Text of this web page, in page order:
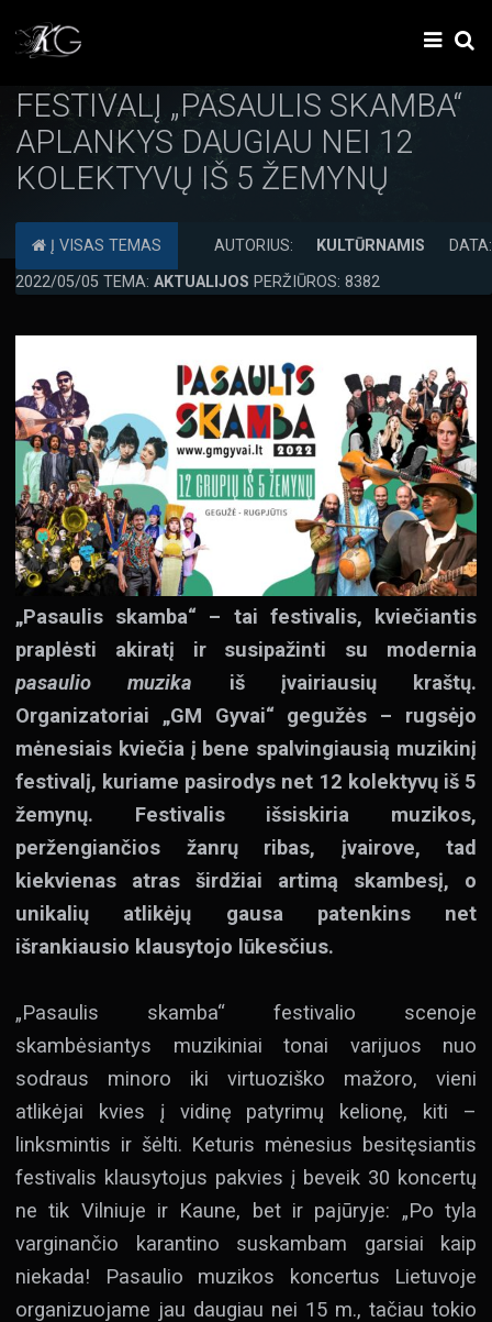
FESTIVALĮ „PASAULIS SKAMBA“
APLANKYS DAUGIAU NEI 12
KOLEKTYVŲ IŠ 5 ŽEMYNŲ
Į VISAS TEMAS AUTORIUS: KULTŪRNAMIS DATA:
2022/05/05 TEMA: AKTUALIJOS PERŽIŪROS: 8382
„Pasaulis skamba“ – tai festivalis, kviečiantis
praplėsti akiratį ir susipažinti su modernia
pasaulio muzika iš įvairiausių kraštų.
Organizatoriai „GM Gyvai“ gegužės – rugsėjo
mėnesiais kviečia į bene spalvingiausią muzikinį
festivalį, kuriame pasirodys net 12 kolektyvų iš 5
žemynų. Festivalis išsiskiria muzikos,
peržengiančios žanrų ribas, įvairove, tad
kiekvienas atras širdžiai artimą skambesį, o
unikalių atlikėjų gausa patenkins net
išrankiausio klausytojo lūkesčius.
„Pasaulis skamba“ festivalio scenoje
skambėsiantys muzikiniai tonai varijuos nuo
sodraus minoro iki virtuoziško mažoro, vieni
atlikėjai kvies į vidinę patyrimų kelionę, kiti –
linksmintis ir šėlti. Keturis mėnesius besitęsiantis
festivalis klausytojus pakvies į beveik 30 koncertų
ne tik Vilniuje ir Kaune, bet ir pajūryje: „Po tyla
varginančio karantino suskambam garsiai kaip
niekada! Pasaulio muzikos koncertus Lietuvoje
organizuojame jau daugiau nei 15 m., tačiau tokio